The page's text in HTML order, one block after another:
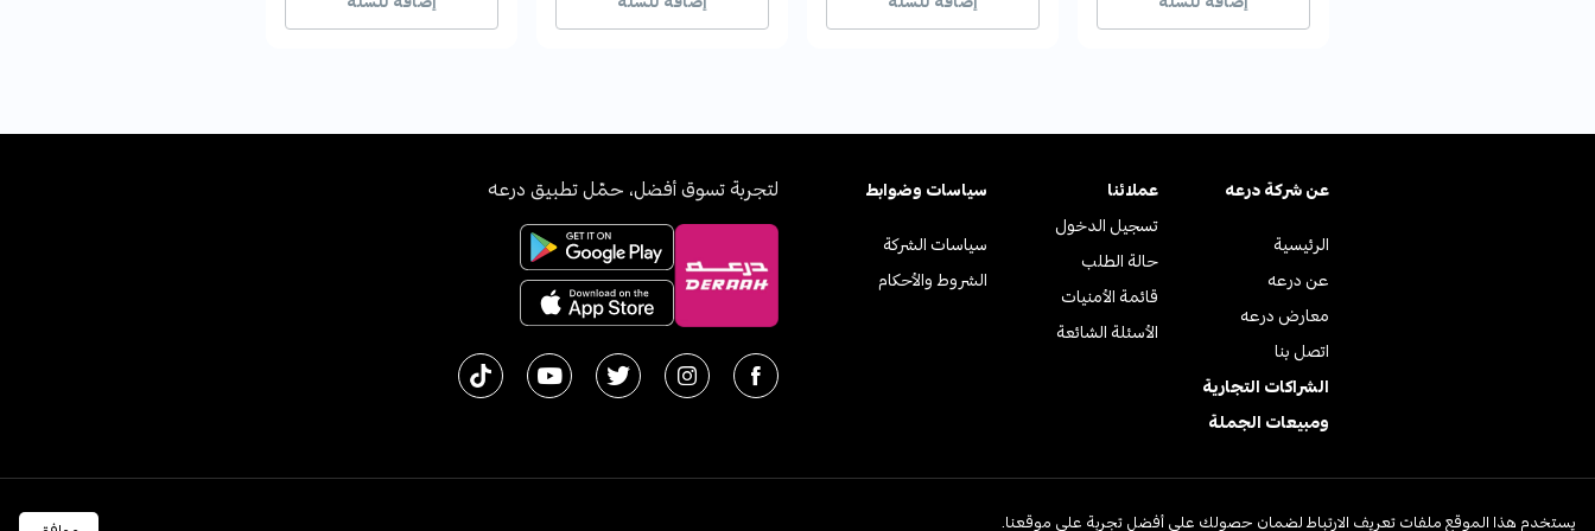
الرئيسية
عن درعه
معارض درعه
اتصل بنا
عن ﺷﺮﻛﺔ درﻋﻪ
الشراكات التجارية
ومبيعات الجملة
تسجيل الدخول
حالة الطلب
قائمة الأمنيات
الأسئلة الشائعة
عملائنا
سياسات الشركة
الشروط والأحكام
سياسات وضوابط لتجربة تسوق أفضل، حمّل تطبيق درعه
يستخدم هذا الموقع ملفات تعريف الارتباط لضمان حصولك على أفضل تجربة على موقعنا.